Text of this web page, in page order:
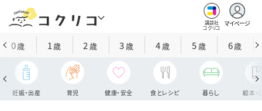
講談社
コクリコ
マイページ
0歳 1歳 2 歳 3歳 4歳 5歳 6歳
妊娠・出産 育児 健康・安全 食とレシピ 暮らし 絵本・